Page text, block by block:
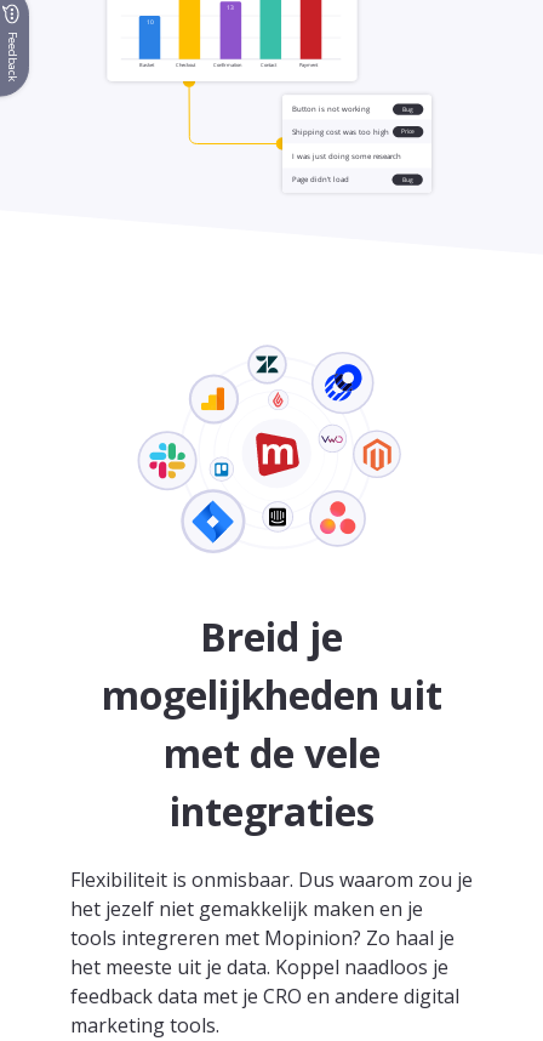
Breid je
mogelijkheden uit
met de vele
integraties
Flexibiliteit is onmisbaar. Dus waarom zou je
het jezelf niet gemakkelijk maken en je
tools integreren met Mopinion? Zo haal je
het meeste uit je data. Koppel naadloos je
feedback data met je CRO en andere digital
marketing tools.
Feedback